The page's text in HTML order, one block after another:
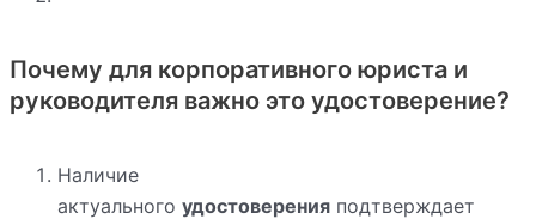
Почему для корпоративного юриста и
руководителя важно это удостоверение?
Наличие
актуального удостоверения подтверждает